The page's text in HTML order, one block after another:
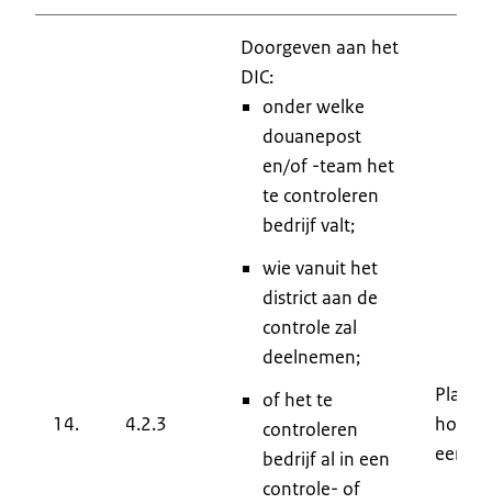
14. 4.2.3
Doorgeven aan het
DIC:
onder welke
douanepost
en/of -team het
te controleren
bedrijf valt;
wie vanuit het
district aan de
controle zal
deelnemen;
of het te
controleren
bedrijf al in een
controle- of
hoofd